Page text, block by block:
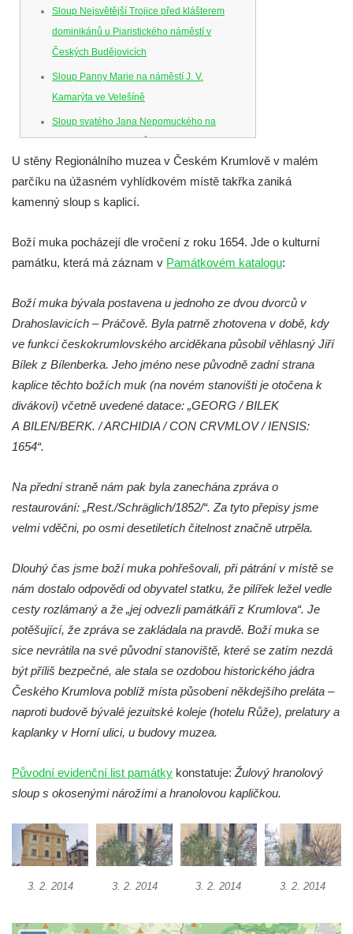
Sloup Nejsvětější Trojice před klášterem
dominikánů u Piaristického náměstí v
Českých Budějovicích
Sloup Panny Marie na náměstí J. V.
Kamarýta ve Velešíně
Sloup svatého Jana Nepomuckého na
náměstí J. Gurreho v Římově
Sloup Nejsvětější Trojice v Mirošovicích
Sloup se sochou Bolestného Krista (Ecce
Homo) na zahradě zámku Chrámce
Sloup Nejsvětější Trojice na náměstí
Republiky v Duchcově
svatého Kříže ve Frýdlantu
Sloup Panny Marie v Hostinném
Sloup Nejsvětější Trojice v Krásné u
Pěnčína
Sloup s krucifixem u kostela svatého
Vavřince v Teplicích nad Metují
Sloup Panny Marie Bolestné v Polici nad
Metují
Sloup svaté Barbory v zámecké zahradě v
Sloup Nejsvětější Trojice před zámkem v
Cítolibech
Torzo sloupu svatého Josefa na návsi ve
Strupčicích (dnes kříž)
Sloup se sochou Piety v Kostelní ulici ve
Strupčicích
Socha svatého Prokopa na návsi v
Ředhošti
Sloup se sochou Piety na Mírovém náměstí
v Postoloprtech
Sloup svatého Václava u hřbitova v
Postoloprtech
U stěny Regionálního muzea v Českém Krumlově v malém
parčíku na úžasném vyhlídkovém místě takřka zaniká
kamenný sloup s kaplicí.
Boží muka pocházejí dle vročení z roku 1654. Jde o kulturní
památku, která má záznam v Památkovém katalogu:
Boží muka bývala postavena u jednoho ze dvou dvorců v
Drahoslavicích – Práčově. Byla patrně zhotovena v době, kdy
ve funkci českokrumlovského arciděkana působil věhlasný Jiří
Bílek z Bílenberka. Jeho jméno nese původně zadní strana
kaplice těchto božích muk (na novém stanovišti je otočena k
divákovi) včetně uvedené datace: „GEORG / BILEK
A BILEN/BERK. / ARCHIDIA / CON CRVMLOV / IENSIS:
1654“.
Na přední straně nám pak byla zanechána zpráva o
restaurování: „Rest./Schräglich/1852/“. Za tyto přepisy jsme
velmi vděčni, po osmi desetiletích čitelnost značně utrpěla.
Dlouhý čas jsme boží muka pohřešovali, při pátrání v místě se
nám dostalo odpovědi od obyvatel statku, že pilířek ležel vedle
cesty rozlámaný a že „jej odvezli památkáři z Krumlova“. Je
potěšující, že zpráva se zakládala na pravdě. Boží muka se
sice nevrátila na své původní stanoviště, které se zatím nezdá
být příliš bezpečné, ale stala se ozdobou historického jádra
Českého Krumlova poblíž místa působení někdejšího preláta –
naproti budově bývalé jezuitské koleje (hotelu Růže), prelatury a
kaplanky v Horní ulici, u budovy muzea.
Původní evidenční list památky konstatuje: Žulový hranolový
sloup s okosenými nárožími a hranolovou kapličkou.
3. 2. 2014 3. 2. 2014 3. 2. 2014 3. 2. 2014